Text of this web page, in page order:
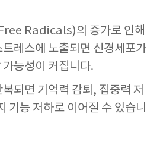
Radicals)의 증가로 인해
레스에 노출되면 신경세포가
능성이 커집니다.
되면 기억력 감퇴, 집중력 저
기능 저하로 이어질 수 있습니